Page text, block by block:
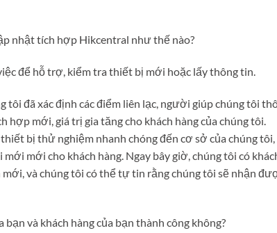
nhật tích hợp Hikcentral như thế nào?
để hỗ trợ, kiểm tra thiết bị mới hoặc lấy thông tin.
đã xác định các điểm liên lạc, người giúp chúng tôi
mới, giá trị gia tăng cho khách hàng của chúng tôi.
bị thử nghiệm nhanh chóng đến cơ sở của chúng tôi,
mới cho khách hàng. Ngay bây giờ, chúng tôi có
và chúng tôi có thể tự tin rằng chúng tôi sẽ nhận
và khách hàng của bạn thành công không?